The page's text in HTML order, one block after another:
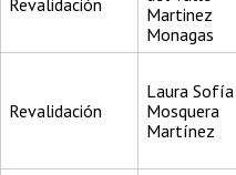
Revalidación
Martinez
Monagas
Revalidación
Laura Sofía
Mosquera
Martínez